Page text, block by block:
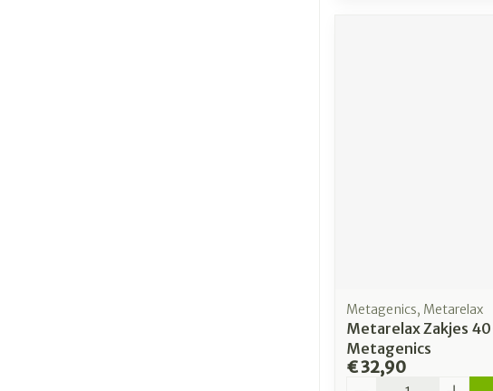
Metagenics, Metarelax
Metarelax Zakjes
Metagenics
€ 32,90